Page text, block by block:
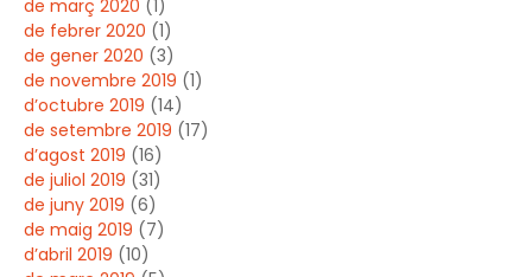
de març 2020 (1)
de febrer 2020 (1)
de gener 2020 (3)
de novembre 2019 (1)
d’octubre 2019 (14)
de setembre 2019 (17)
d’agost 2019 (16)
de juliol 2019 (31)
de juny 2019 (6)
de maig 2019 (7)
d’abril 2019 (10)